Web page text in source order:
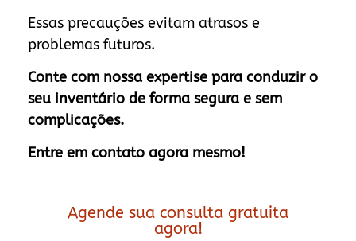
Essas precauções evitam atrasos e
problemas futuros.
Conte com nossa expertise para conduzir o
seu inventário de forma segura e sem
complicações.
Entre em contato agora mesmo!
Agende sua consulta gratuita
agora!